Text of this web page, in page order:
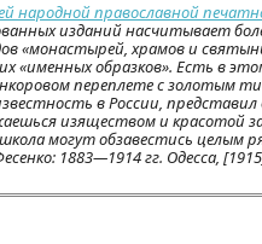
народной православной
изданий насчитывает
«монастырей, храмов и
«именных образков». Есть в
переплете с золотым
в России,
изяществом и красотой
могут обзавестись целым
1883—1914 гг. Одесса,